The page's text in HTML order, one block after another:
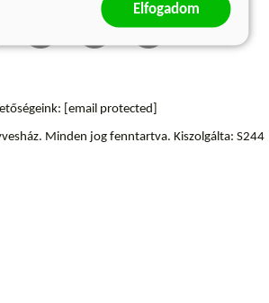
[email protected]
Minden jog fenntartva. Kiszolgálta: S244
Elfogadom